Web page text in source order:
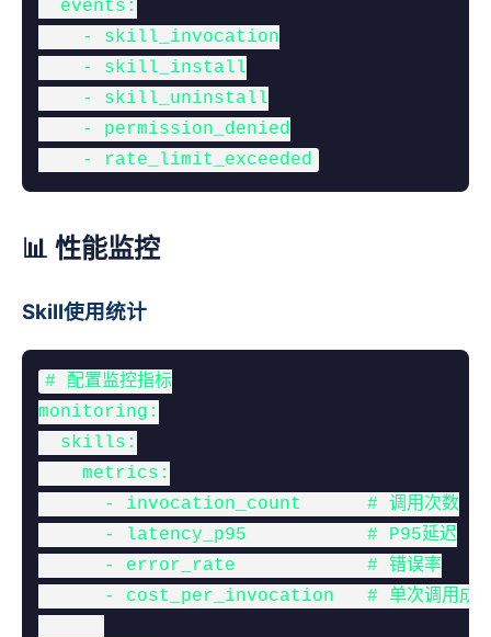
  events:
    - skill_invocation
    - skill_install
    - skill_uninstall
    - permission_denied
    - rate_limit_exceeded
📊 性能监控
Skill使用统计
# 配置监控指标
monitoring:
  skills:
    metrics:
      - invocation_count      # 调用次数
      - latency_p95           # P95延迟
      - error_rate            # 错误率
- cost_per_invocation   # 单次调用成